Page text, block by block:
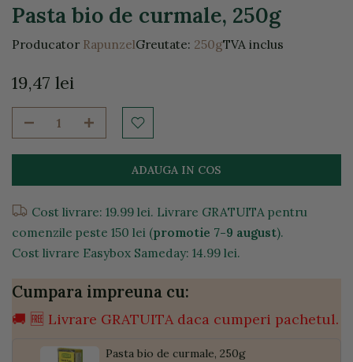
Pasta bio de curmale, 250g
Producator RapunzelGreutate: 250gTVA inclus
19,47 lei
ADAUGA IN COS
Cost livrare: 19.99 lei. Livrare GRATUITA pentru
comenzile peste 150 lei (promotie 7-9 august).
Cost livrare Easybox Sameday: 14.99 lei.
Cumpara impreuna cu:
🚚 🆓 Livrare GRATUITA daca cumperi pachetul.
Pasta bio de curmale, 250g